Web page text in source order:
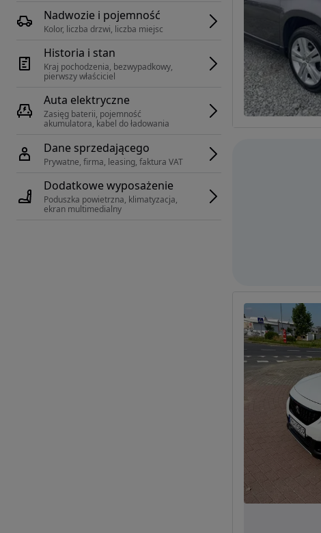
Nadwozie i pojemność
Kolor, liczba drzwi, liczba miejsc
Historia i stan
Kraj pochodzenia, bezwypadkowy,
pierwszy właściciel
Auta elektryczne
Zasięg baterii, pojemność
akumulatora, kabel do ładowania
Dane sprzedającego
Prywatne, firma, leasing, faktura VAT
Dodatkowe wyposażenie
Poduszka powietrzna, klimatyzacja,
ekran multimedialny